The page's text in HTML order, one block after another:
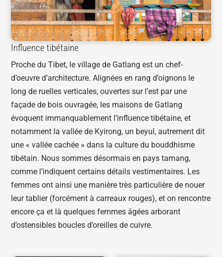
Influence tibétaine
Proche du Tibet, le village de Gatlang est un chef-
d’oeuvre d’architecture. Alignées en rang d’oignons le
long de ruelles verticales, ouvertes sur l’est par une
façade de bois ouvragée, les maisons de Gatlang
évoquent immanquablement l’influence tibétaine, et
notamment la vallée de Kyirong, un beyul, autrement dit
une « vallée cachée » dans la culture du bouddhisme
tibétain. Nous sommes désormais en pays tamang,
comme l’indiquent certains détails vestimentaires. Les
femmes ont ainsi une manière très particulière de nouer
leur tablier (forcément à carreaux rouges), et on rencontre
encore ça et là quelques femmes âgées arborant
d’ostensibles boucles d’oreilles de cuivre.